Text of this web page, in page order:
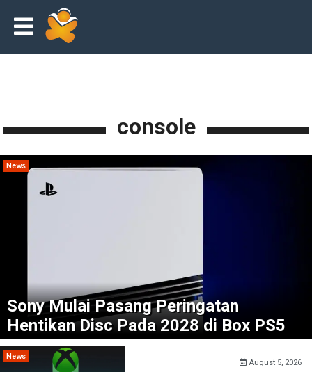
console
News
Sony Mulai Pasang Peringatan
Hentikan Disc Pada 2028 di Box PS5
News
August 5, 2026